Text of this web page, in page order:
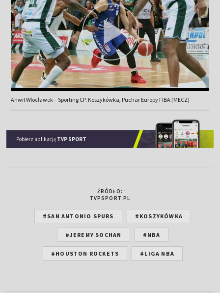
Anwil Włocławek – Sporting CP. Koszykówka, Puchar Europy FIBA [MECZ]
Pobierz aplikację TVP SPORT
ŹRÓDŁO:
TVPSPORT.PL
#SAN ANTONIO SPURS #KOSZYKÓWKA
#JEREMY SOCHAN #NBA
#HOUSTON ROCKETS #LIGA NBA